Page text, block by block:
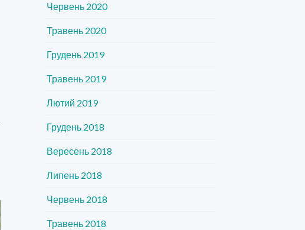
Червень 2020
Травень 2020
Грудень 2019
Травень 2019
Лютий 2019
Грудень 2018
Вересень 2018
Липень 2018
Червень 2018
Травень 2018